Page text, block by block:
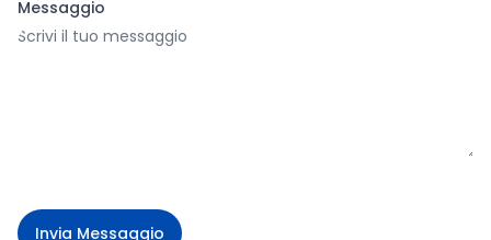
Messaggio
Invia Messaggio